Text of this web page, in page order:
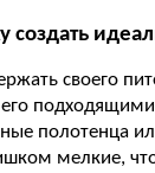
создать
своего
его
полотенца
мелкие,